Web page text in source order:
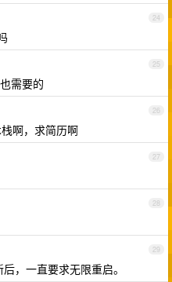
24
25
需要的
26
啊，求简历啊
27
28
29
，一直要求无限重启。